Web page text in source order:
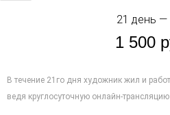
21 день
1 500
В течение 21го дня художник жил и
ведя круглосуточную онлайн-трансляцию